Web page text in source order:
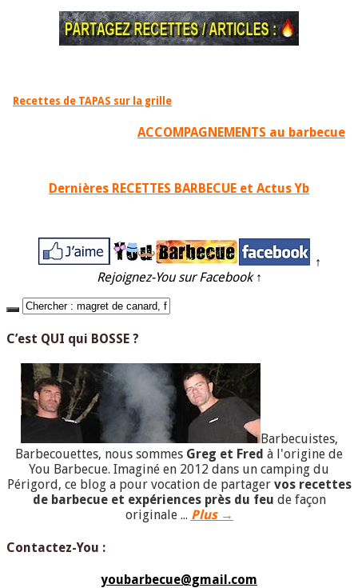
Recettes de TAPAS sur la grille
ACCOMPAGNEMENTS au barbecue
Dernières RECETTES BARBECUE et Actus Yb
↑
Rejoignez-You sur Facebook ↑
C’est QUI qui BOSSE ?
Barbecuistes,
Barbecouettes, nous sommes Greg et Fred à l'origine de
You Barbecue. Imaginé en 2012 dans un camping du
Périgord, ce blog a pour vocation de partager vos recettes
de barbecue et expériences près du feu de façon
originale ... Plus →
Contactez-You :
youbarbecue@gmail.com